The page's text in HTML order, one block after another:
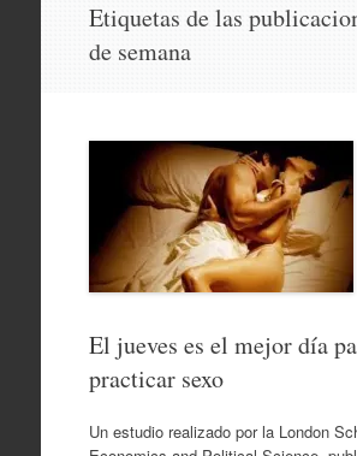
contenido
Etiquetas de las
de semana
El jueves es el mejor día
practicar sexo
Un estudio realizado por la London